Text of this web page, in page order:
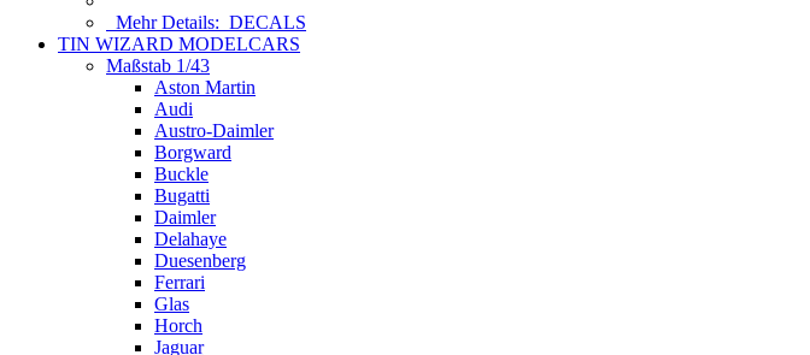
Mehr Details: DECALS
TIN WIZARD MODELCARS
Maßstab 1/43
Aston Martin
Audi
Austro-Daimler
Borgward
Buckle
Bugatti
Daimler
Delahaye
Duesenberg
Ferrari
Glas
Horch
Jaguar